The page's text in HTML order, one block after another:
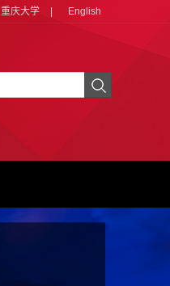
重庆大学 English